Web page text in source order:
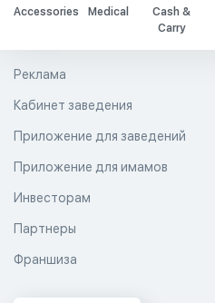
Accessories Medical
Cash &
Carry
Реклама
Кабинет заведения
Приложение для заведений
Приложение для имамов
Инвесторам
Партнеры
Франшиза